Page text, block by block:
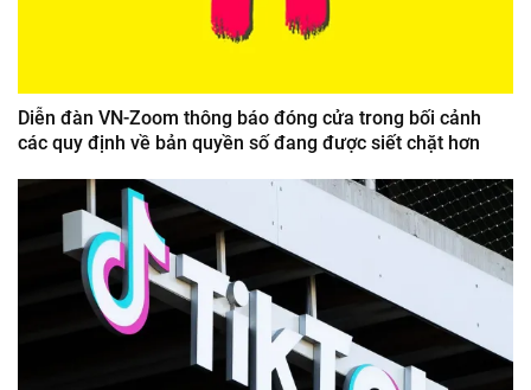
Diễn đàn VN-Zoom thông báo đóng cửa trong bối cảnh
các quy định về bản quyền số đang được siết chặt hơn